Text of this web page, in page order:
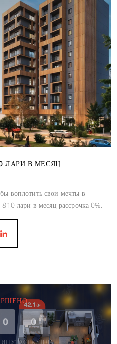
ЛАРИ В МЕСЯЦ
воплотить свои мечты в
810 лари в месяц рассрочка 0%.
0 0
СЕКУНДА